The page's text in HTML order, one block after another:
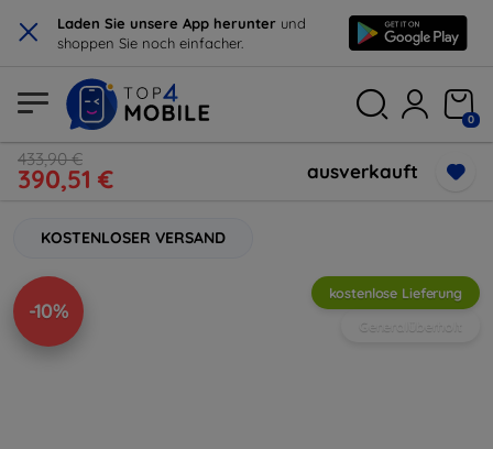
× Laden Sie unsere App herunter und
shoppen Sie noch einfacher.
0
433,90 €
390,51 € ausverkauft
KOSTENLOSER VERSAND
-10%
kostenlose Lieferung